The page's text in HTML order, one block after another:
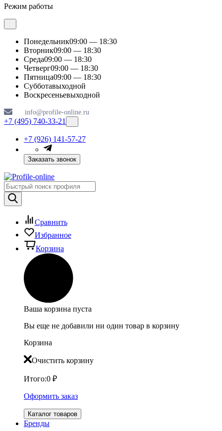
Режим работы
Понедельник09:00 — 18:30
Вторник09:00 — 18:30
Среда09:00 — 18:30
Четверг09:00 — 18:30
Пятница09:00 — 18:30
Субботавыходной
Воскресеньевыходной
info@profile-online.ru
+7 (495) 740-33-21
+7 (926) 141-57-27
Заказать звонок
Сравнить
Избранное
Корзина
Ваша корзина пуста
Вы еще не добавили ни один товар в корзину
Корзина
Очистить корзину
Итого:0 ₽
Оформить заказ
Каталог товаров
Бренды